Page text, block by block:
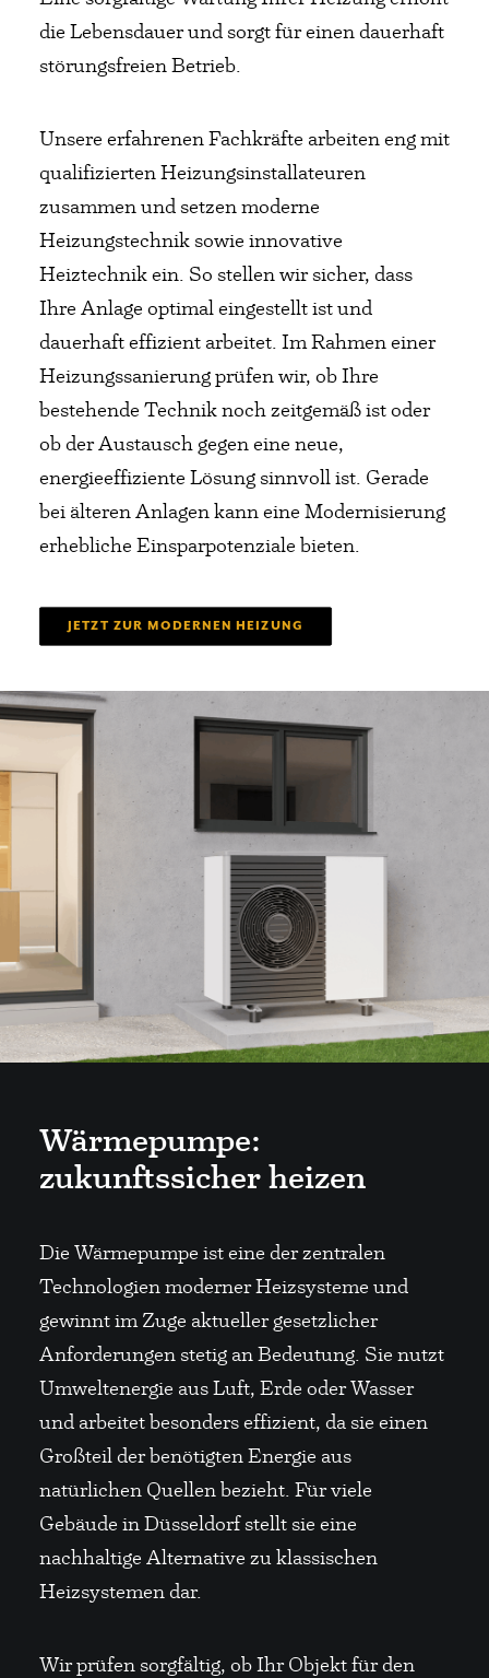
die Lebensdauer und sorgt für einen dauerhaft
störungsfreien Betrieb.
Unsere erfahrenen Fachkräfte arbeiten eng mit
qualifizierten Heizungsinstallateuren
zusammen und setzen moderne
Heizungstechnik sowie innovative
Heiztechnik ein. So stellen wir sicher, dass
Ihre Anlage optimal eingestellt ist und
dauerhaft effizient arbeitet. Im Rahmen einer
Heizungssanierung prüfen wir, ob Ihre
bestehende Technik noch zeitgemäß ist oder
ob der Austausch gegen eine neue,
energieeffiziente Lösung sinnvoll ist. Gerade
bei älteren Anlagen kann eine Modernisierung
erhebliche Einsparpotenziale bieten.
JETZT ZUR MODERNEN HEIZUNG
Wärmepumpe:
zukunftssicher heizen
Die Wärmepumpe ist eine der zentralen
Technologien moderner Heizsysteme und
gewinnt im Zuge aktueller gesetzlicher
Anforderungen stetig an Bedeutung. Sie nutzt
Umweltenergie aus Luft, Erde oder Wasser
und arbeitet besonders effizient, da sie einen
Großteil der benötigten Energie aus
natürlichen Quellen bezieht. Für viele
Gebäude in Düsseldorf stellt sie eine
nachhaltige Alternative zu klassischen
Heizsystemen dar.
Wir prüfen sorgfältig, ob Ihr Objekt für den